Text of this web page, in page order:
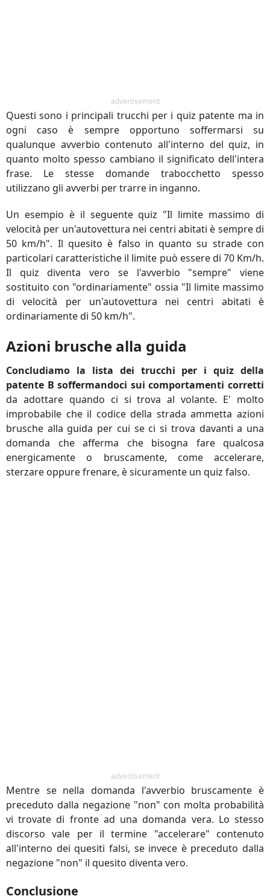
advertisement
Questi sono i principali trucchi per i quiz patente ma in
ogni caso è sempre opportuno soffermarsi su
qualunque avverbio contenuto all'interno del quiz, in
quanto molto spesso cambiano il significato dell'intera
frase. Le stesse domande trabocchetto spesso
utilizzano gli avverbi per trarre in inganno.
Un esempio è il seguente quiz "Il limite massimo di
velocità per un'autovettura nei centri abitati è sempre di
50 km/h". Il quesito è falso in quanto su strade con
particolari caratteristiche il limite può essere di 70 Km/h.
Il quiz diventa vero se l'avverbio "sempre" viene
sostituito con "ordinariamente" ossia "Il limite massimo
di velocità per un'autovettura nei centri abitati è
ordinariamente di 50 km/h".
Azioni brusche alla guida
Concludiamo la lista dei trucchi per i quiz della
patente B soffermandoci sui comportamenti corretti
da adottare quando ci si trova al volante. E' molto
improbabile che il codice della strada ammetta azioni
brusche alla guida per cui se ci si trova davanti a una
domanda che afferma che bisogna fare qualcosa
energicamente o bruscamente, come accelerare,
sterzare oppure frenare, è sicuramente un quiz falso.
advertisement
Mentre se nella domanda l'avverbio bruscamente è
preceduto dalla negazione "non" con molta probabilità
vi trovate di fronte ad una domanda vera. Lo stesso
discorso vale per il termine "accelerare" contenuto
all'interno dei quesiti falsi, se invece è preceduto dalla
negazione "non" il quesito diventa vero.
Conclusione